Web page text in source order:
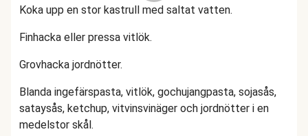
Koka upp en stor kastrull med saltat vatten.
Finhacka eller pressa vitlök.
Grovhacka jordnötter.
Blanda ingefärspasta, vitlök, gochujangpasta, sojasås,
sataysås, ketchup, vitvinsvinäger och jordnötter i en
medelstor skål.